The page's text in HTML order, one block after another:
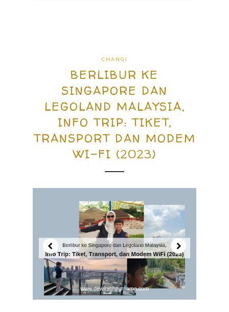
CHANGI
BERLIBUR KE
SINGAPORE DAN
LEGOLAND MALAYSIA,
INFO TRIP: TIKET,
TRANSPORT DAN MODEM
WI-FI (2023)